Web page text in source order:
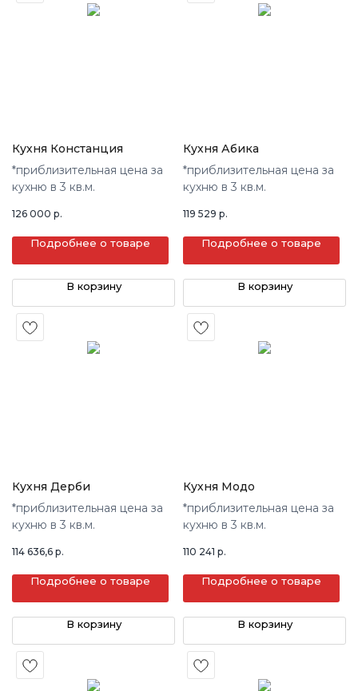
Кухня Констанция
*приблизительная цена за
кухню в 3 кв.м.
126 000 р.
Подробнее о товаре
В корзину
Кухня Абика
*приблизительная цена за
кухню в 3 кв.м.
119 529 р.
Подробнее о товаре
В корзину
Кухня Дерби
*приблизительная цена за
кухню в 3 кв.м.
114 636,6 р.
Подробнее о товаре
В корзину
Кухня Модо
*приблизительная цена за
кухню в 3 кв.м.
110 241 р.
Подробнее о товаре
В корзину